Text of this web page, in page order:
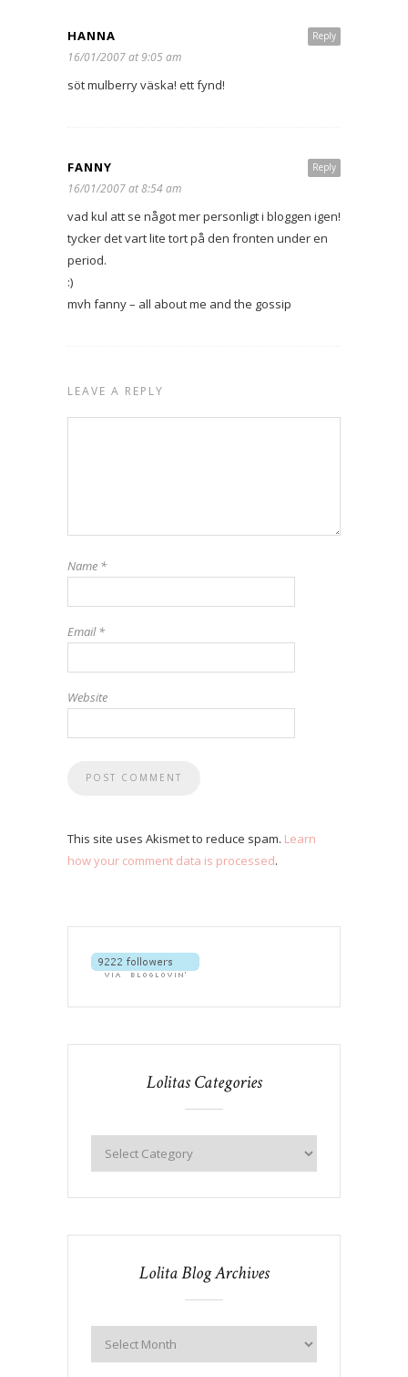
Reply
HANNA
16/01/2007 at 9:05 am
söt mulberry väska! ett fynd!
Reply
FANNY
16/01/2007 at 8:54 am
vad kul att se något mer personligt i bloggen igen!
tycker det vart lite tort på den fronten under en
period.
:)
mvh fanny – all about me and the gossip
LEAVE A REPLY
Name *
Email*
Website
This site uses Akismet to reduce spam. Learn
how your comment data is processed.
Lolitas Categories
Lolita Blog Archives